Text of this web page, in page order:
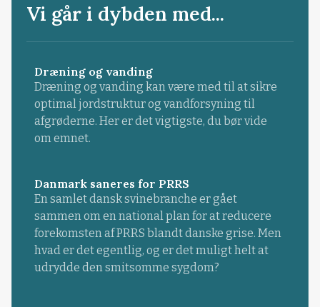
Vi går i dybden med...
Dræning og vanding
Dræning og vanding kan være med til at sikre
optimal jordstruktur og vandforsyning til
afgrøderne. Her er det vigtigste, du bør vide
om emnet.
Danmark saneres for PRRS
En samlet dansk svinebranche er gået
sammen om en national plan for at reducere
forekomsten af PRRS blandt danske grise. Men
hvad er det egentlig, og er det muligt helt at
udrydde den smitsomme sygdom?